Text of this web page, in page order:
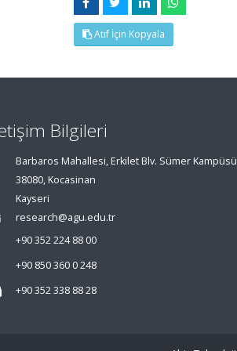
Atıf İçin Kopyala
Bilgileri
Barbaros Mahallesi, Erkilet Blv. Sümer Kampüsü
38080, Kocasinan
Kayseri
research@agu.edu.tr
+90 352 224 88 00
+90 850 360 0 248
+90 352 338 88 28